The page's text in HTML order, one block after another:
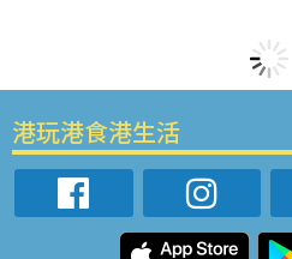
港玩港食港生活